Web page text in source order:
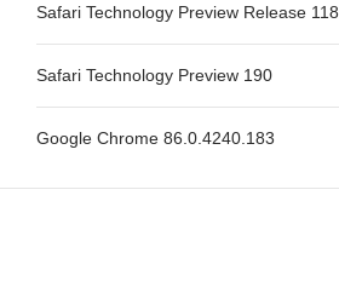
Safari Technology Preview Release 118
Safari Technology Preview 190
Google Chrome 86.0.4240.183